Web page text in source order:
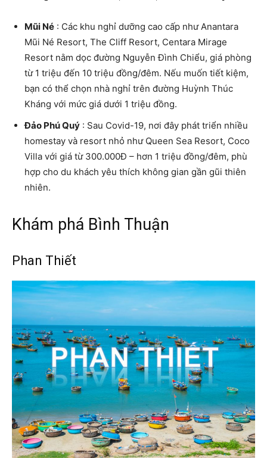
Mũi Né : Các khu nghỉ dưỡng cao cấp như Anantara
Mũi Né Resort, The Cliff Resort, Centara Mirage
Resort nằm dọc đường Nguyễn Đình Chiểu, giá phòng
từ 1 triệu đến 10 triệu đồng/đêm. Nếu muốn tiết kiệm,
bạn có thể chọn nhà nghỉ trên đường Huỳnh Thúc
Kháng với mức giá dưới 1 triệu đồng.
Đảo Phú Quý : Sau Covid-19, nơi đây phát triển nhiều
homestay và resort nhỏ như Queen Sea Resort, Coco
Villa với giá từ 300.000Đ – hơn 1 triệu đồng/đêm, phù
hợp cho du khách yêu thích không gian gần gũi thiên
nhiên.
Khám phá Bình Thuận
Phan Thiết